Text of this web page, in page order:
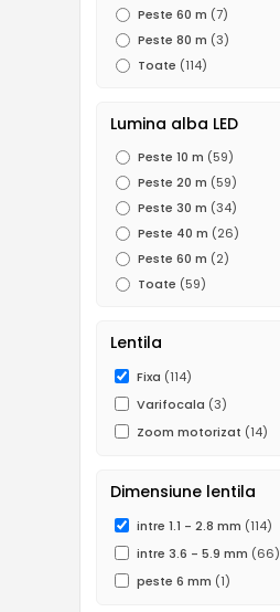
Peste 60 m (7)
Peste 80 m (3)
Toate (114)
Lumina alba LED
Peste 10 m (59)
Peste 20 m (59)
Peste 30 m (34)
Peste 40 m (26)
Peste 60 m (2)
Toate (59)
Lentila
Fixa (114)
Varifocala (3)
Zoom motorizat (14)
Dimensiune lentila
intre 1.1 - 2.8 mm (114)
intre 3.6 - 5.9 mm (66)
peste 6 mm (1)